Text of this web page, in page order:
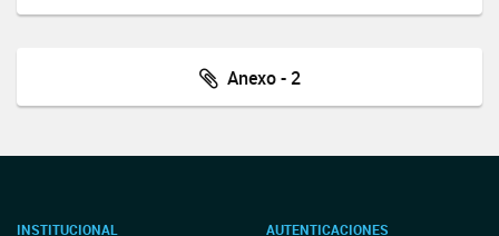
Anexo - 2
INSTITUCIONAL AUTENTICACIONES